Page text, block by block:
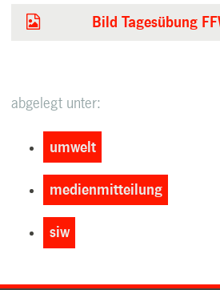
Bild Tagesübung
abgelegt unter:
umwelt
medienmitteilung
siw